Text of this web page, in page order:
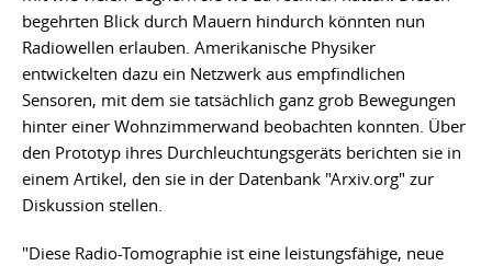
begehrten Blick durch Mauern hindurch könnten nun
Radiowellen erlauben. Amerikanische Physiker
entwickelten dazu ein Netzwerk aus empfindlichen
Sensoren, mit dem sie tatsächlich ganz grob Bewegungen
hinter einer Wohnzimmerwand beobachten konnten. Über
den Prototyp ihres Durchleuchtungsgeräts berichten sie in
einem Artikel, den sie in der Datenbank "Arxiv.org" zur
Diskussion stellen.
"Diese Radio-Tomographie ist eine leistungsfähige, neue